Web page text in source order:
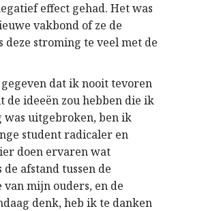
effect gehad. Het was
vakbond of ze de
stroming te veel met de
dat ik nooit tevoren
ideeën zou hebben die ik
was uitgebroken, ben ik
student radicaler en
doen ervaren wat
afstand tussen de
mijn ouders, en de
denk, heb ik te danken